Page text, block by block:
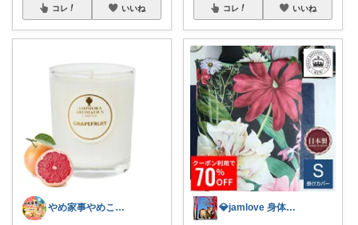
コレ いいね
やめ家事やめこ♡一軍インテリア
コレ いいね
💎jamlove 身体に優しく